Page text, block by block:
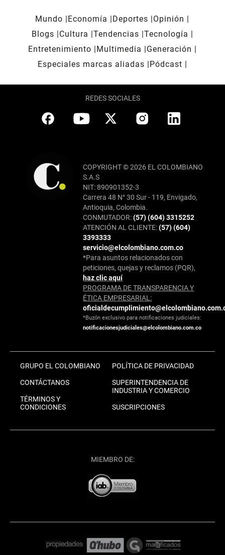
Mundo Economía Deportes
Opinión
Blogs
Cultura Tendencias Tecnología
Entretenimiento
Multimedia
Generación
Especiales marcas aliadas
Pódcast
REDES SOCIALES
COPYRIGHT © 2026 EL COLOMBIANO
S.A.S
NIT: 890901352-3
Carrera 48 N° 30 Sur - 119, Envigado,
Antioquia, Colombia.
CONMUTADOR:(57) (604) 3315252
ATENCIÓN AL CLIENTE:(57) (604)
3393333
servicio@elcolombiano.com.co
*Para asuntos relacionados con
peticiones, quejas y reclamos (PQR),
haz clic aquí
PROGRAMA DE TRANSPARENCIA Y
ÉTICA EMPRESARIAL:
*Buzón exclusivo para notificaciones judiciales:
notificacionesjudiciales@elcolombiano.com.co
GRUPO EL COLOMBIANO
CONTÁCTANOS
TÉRMINOS Y
CONDICIONES
POLÍTICA DE PRIVACIDAD
SUPERINTENDENCIA DE
INDUSTRIA Y COMERCIO
SUSCRIPCIONES
MIEMBRO DE: